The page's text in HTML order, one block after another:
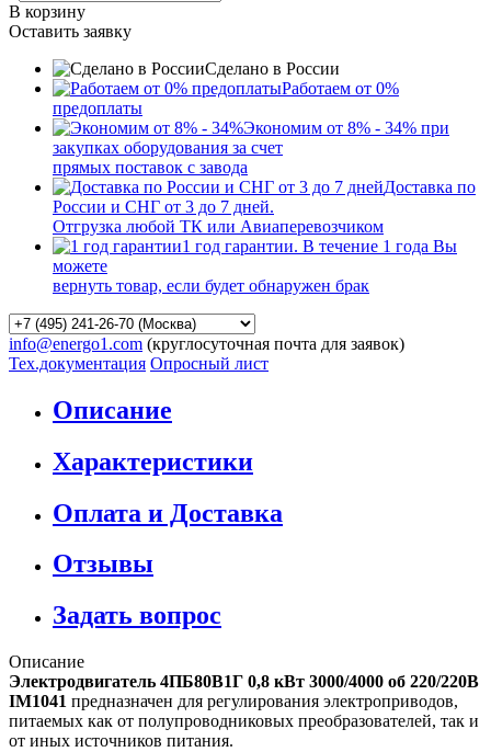
В корзину
Оставить заявку
Сделано в России
Работаем от 0%
предоплаты
Экономим от 8% - 34% при
закупках оборудования за счет
прямых поставок с завода
Доставка по
России и СНГ от 3 до 7 дней.
Отгрузка любой ТК или Авиаперевозчиком
1 год гарантии. В течение 1 года Вы
можете
вернуть товар, если будет обнаружен брак
info@energo1.com (круглосуточная почта для заявок)
Тех.документация Опросный лист
Описание
Характеристики
Оплата и Доставка
Отзывы
Задать вопрос
Описание
Электродвигатель 4ПБ80В1Г 0,8 кВт 3000/4000 об 220/220В
IM1041 предназначен для регулирования электроприводов,
питаемых как от полупроводниковых преобразователей, так и
от иных источников питания.